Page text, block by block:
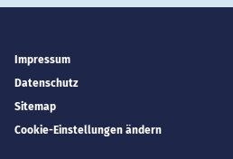
Impressum
Datenschutz
Sitemap
Cookie-Einstellungen ändern